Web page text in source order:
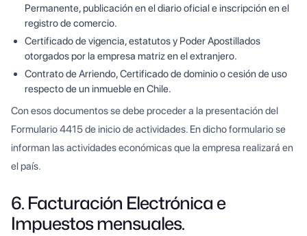
Permanente, publicación en el diario oficial e inscripción en el
registro de comercio.
Certificado de vigencia, estatutos y Poder Apostillados
otorgados por la empresa matriz en el extranjero.
Contrato de Arriendo, Certificado de dominio o cesión de uso
respecto de un inmueble en Chile.
Con esos documentos se debe proceder a la presentación del
Formulario 4415 de inicio de actividades. En dicho formulario se
informan las actividades económicas que la empresa realizará en
el país.
6. Facturación Electrónica e
Impuestos mensuales.